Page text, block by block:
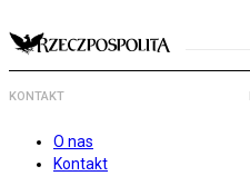
KONTAKT
O nas
Kontakt